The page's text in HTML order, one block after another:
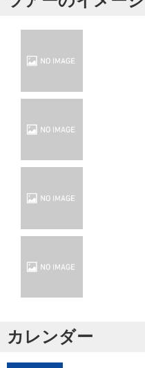
カレンダー